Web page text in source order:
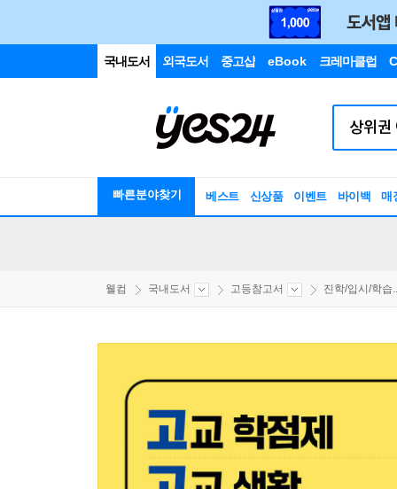
국내도서 외국도서 중고샵 eBook 크레마클럽
빠른분야찾기 베스트 신상품 이벤트 바이백 매
웰컴 국내도서 고등참고서 진학/입시/학습